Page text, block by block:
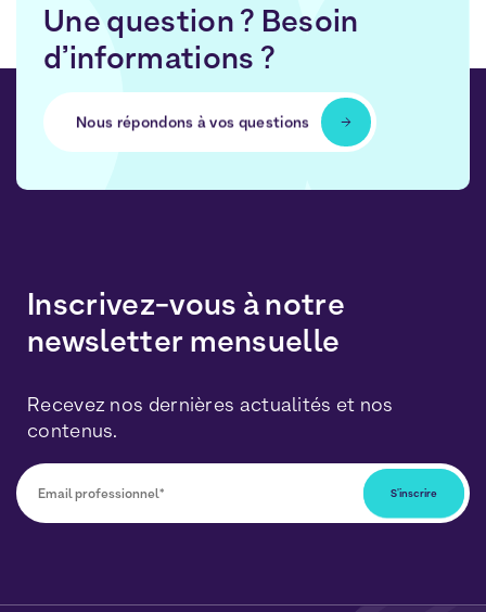
Une question ? Besoin
d’informations ?
Nous répondons à vos questions
Inscrivez-vous à notre
newsletter mensuelle
Recevez nos dernières actualités et nos
contenus.
données seront traitées conformément à notre